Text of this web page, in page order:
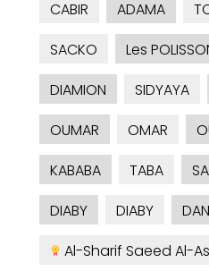
CABIR
ADAMA
SACKO
Les
DIAMION
SIDYAYA
OUMAR
OMAR
KABABA
TABA
DIABY
DIABY
Al-Sharif Saeed Al-